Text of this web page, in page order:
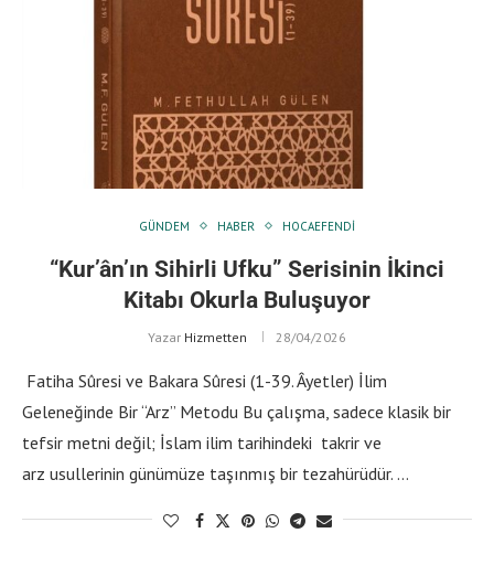
GÜNDEM HABER HOCAEFENDI
“Kur’ân’ın Sihirli Ufku” Serisinin İkinci
Kitabı Okurla Buluşuyor
Yazar Hizmetten 28/04/2026
Fatiha Sûresi ve Bakara Sûresi (1-39. Âyetler) İlim
Geleneğinde Bir “Arz” Metodu Bu çalışma, sadece klasik bir
tefsir metni değil; İslam ilim tarihindeki takrir ve
arz usullerinin günümüze taşınmış bir tezahürüdür. …